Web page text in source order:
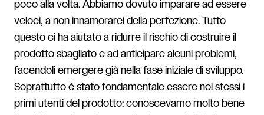
poco alla volta. Abbiamo dovuto imparare ad essere
veloci, a non innamorarci della perfezione. Tutto
questo ci ha aiutato a ridurre il rischio di costruire il
prodotto sbagliato e ad anticipare alcuni problemi,
facendoli emergere già nella fase iniziale di sviluppo.
Soprattutto è stato fondamentale essere noi stessi i
primi utenti del prodotto: conoscevamo molto bene